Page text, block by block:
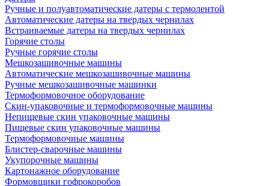
Ручные и полуавтоматические датеры с термолентой
Автоматические датеры на твердых чернилах
Встраиваемые датеры на твердых чернилах
Горячие столы
Ручные горячие столы
Мешкозашивочные машины
Автоматические мешкозашивочные машины
Ручные мешкозашивочные машинки
Термоформовочное оборудование
Скин-упаковочные и термоформовочные машины
Непищевые скин упаковочные машины
Пищевые скин упаковочные машины
Термоформовочные машины
Блистер-сварочные машины
Укупорочные машины
Картонажное оборудование
Формовщики гофрокоробов